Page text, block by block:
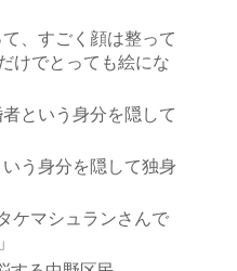
、すごく顔は整って
けでとっても絵にな
という身分を隠して
う身分を隠して独身
マシュランさんで